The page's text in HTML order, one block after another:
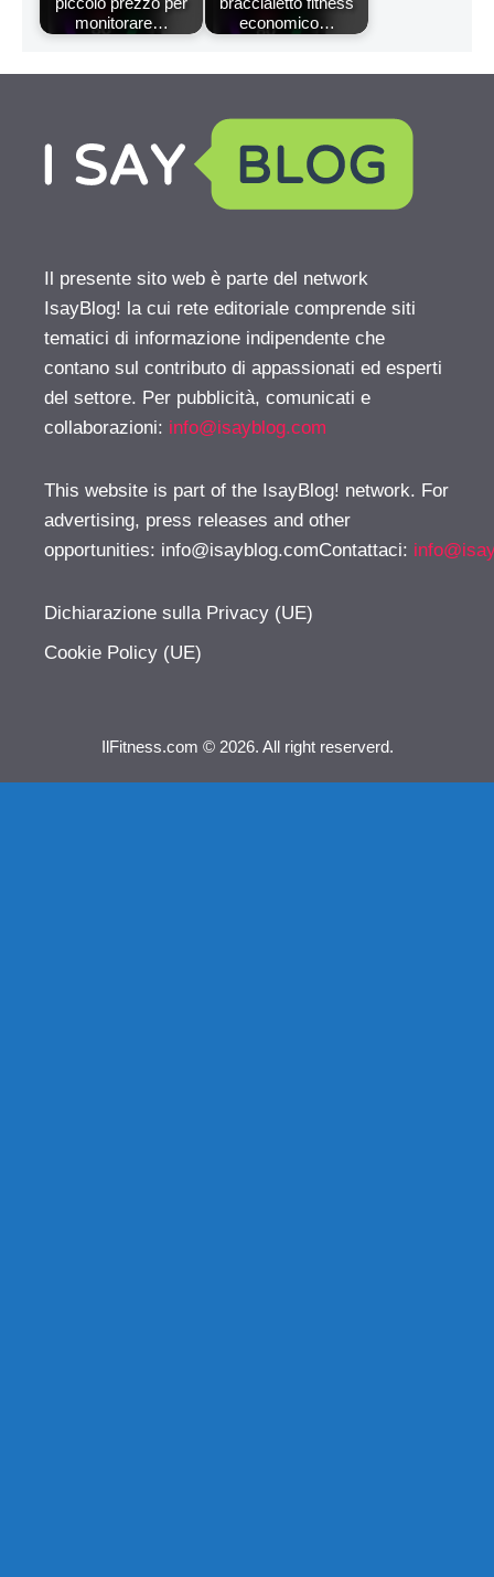
monitorare…
economico…
Il presente sito web è parte del network
IsayBlog! la cui rete editoriale comprende siti
tematici di informazione indipendente che
contano sul contributo di appassionati ed esperti
del settore. Per pubblicità, comunicati e
collaborazioni: info@isayblog.com
This website is part of the IsayBlog! network. For
advertising, press releases and other
opportunities: info@isayblog.comContattaci:
Dichiarazione sulla Privacy (UE)
Cookie Policy (UE)
IlFitness.com © 2026. All right reserverd.